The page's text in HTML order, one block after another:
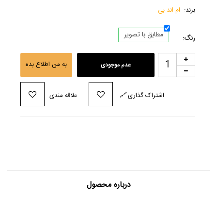
برند: ام اند بی
رنگ: مطابق با تصویر
عدم موجودی به من اطلاع بده
علاقه مندی 🔗اشتراک گذاری
درباره محصول